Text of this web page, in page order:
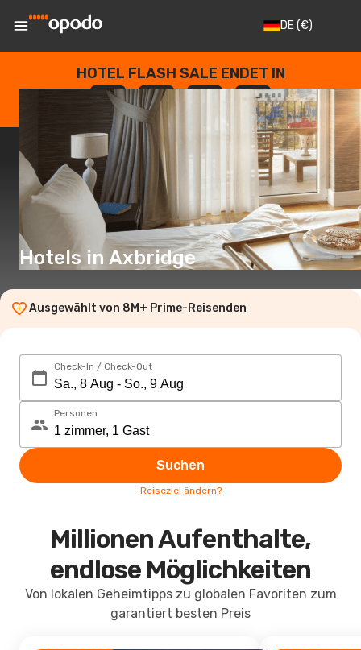
DE(€)
HOTEL FLASH SALE ENDET IN
--
TAGE
: --
STUNDEN
: --
SEKUNDEN
Hotels in Axbridge
Ausgewählt von 8M+ Prime-Reisenden
Check-In / Check-Out
Personen
Suchen
Reiseziel ändern?
Millionen Aufenthalte,
endlose Möglichkeiten
Von lokalen Geheimtipps zu globalen Favoriten zum
garantiert besten Preis